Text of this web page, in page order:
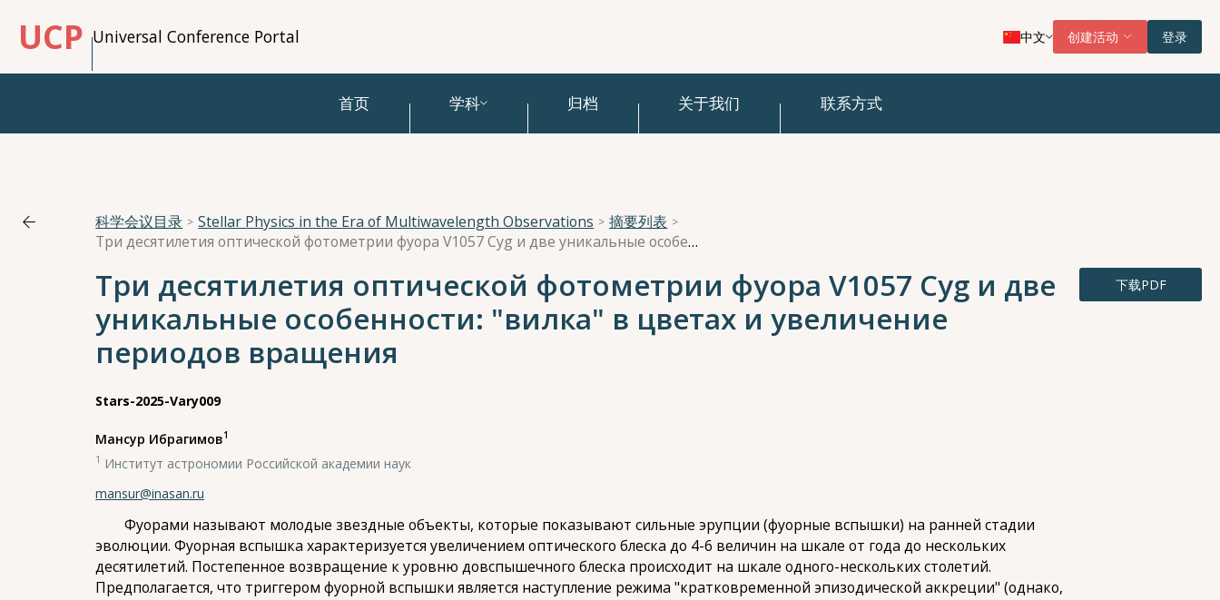
UCP Universal Conference Portal 中文 创建活动 登录
首页 学科 归档 关于我们 联系方式
科学会议目录 Stellar Physics in the Era of Multiwavelength Observations
摘要列表
Три десятилетия оптической фотометрии фуора V1057 Cyg и две уникальные особенности: "вилка" в цветах и увеличение периодов вращения
Три десятилетия оптической фотометрии фуора V1057 Cyg и две
уникальные особенности: "вилка" в цветах и увеличение
периодов вращения
Stars-2025-Vary009
Мансур Ибрагимов1
1 Институт астрономии Российской академии наук
mansur@inasan.ru
Фуорами называют молодые звездные объекты, которые показывают сильные эрупции (фуорные вспышки) на ранней стадии
эволюции. Фуорная вспышка характеризуется увеличением оптического блеска до 4-6 величин на шкале от года до нескольких
десятилетий. Постепенное возвращение к уровню довспышечного блеска происходит на шкале одного-нескольких столетий.
Предполагается, что триггером фуорной вспышки является наступление режима "кратковременной эпизодической аккреции" (однако,
下载PDF